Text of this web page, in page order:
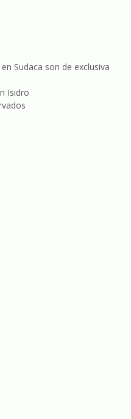
Sudaca son de exclusiva
Isidro